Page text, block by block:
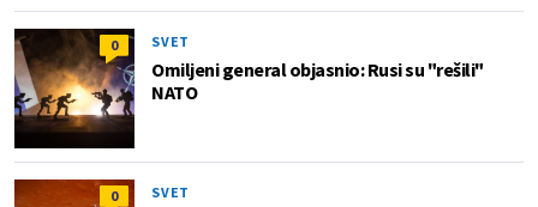
0 SVET
Omiljeni general objasnio: Rusi su "rešili"
NATO
0 SVET